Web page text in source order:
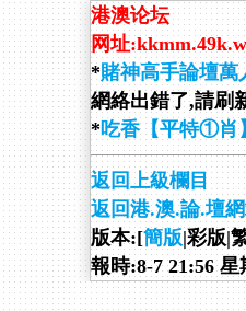
港澳论坛
网址
*賭神高手論壇萬
網絡出錯了,請刷
*吃香【平特①肖
返回上級欄目
返回港.澳.論.壇
版本:[簡版|彩版|
報時:8-7 21:56 星